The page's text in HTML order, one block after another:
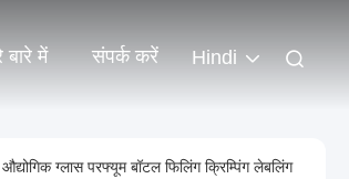
बारे में संपर्क करें Hindi
औद्योगिक ग्लास परफ्यूम बॉटल फिलिंग क्रिम्पिंग लेबलिंग